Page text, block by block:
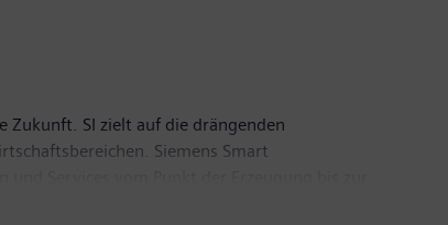
SI zielt auf die drängenden
Siemens Smart
und der Gesellschaft, sich